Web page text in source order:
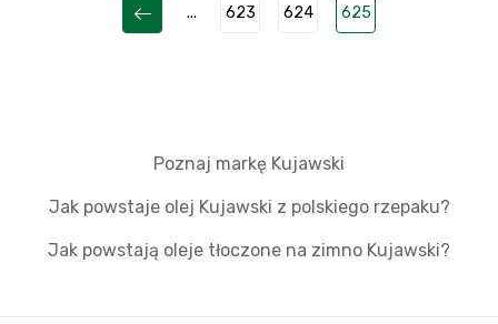
... 623 624 625
Poznaj markę Kujawski
Jak powstaje olej Kujawski z polskiego rzepaku?
Jak powstają oleje tłoczone na zimno Kujawski?